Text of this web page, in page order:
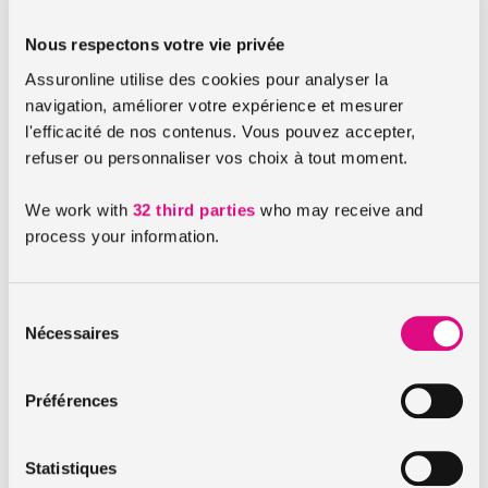
Nous respectons votre vie privée
Assuronline utilise des cookies pour analyser la
navigation, améliorer votre expérience et mesurer
l'efficacité de nos contenus. Vous pouvez accepter,
refuser ou personnaliser vos choix à tout moment.
We work with 32 third parties who may receive and
process your information.
Nécessaires
Préférences
Statistiques
d’avertir leservice des impôts. Si vous payez une redevance
pour les ordures ménagères dans votre commune alors
prévenez votre mairie de votre changement de situation
afin d’arrêter le paiement.
Transfert du courrier
adresse à chacun des services duquel vous recevez du
Concernant les banques et assurances
Assurance